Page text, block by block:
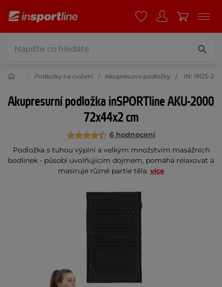
Podložky na cvičení Akupresurní podložky IN: 19125-2
Akupresurní podložka inSPORTline AKU-2000
72x44x2 cm
6 hodnocení
Podložka s tuhou výplní a velkým množstvím masážních
bodlinek - působí uvolňujícím dojmem, pomáhá relaxovat a
masíruje různé partie těla. více